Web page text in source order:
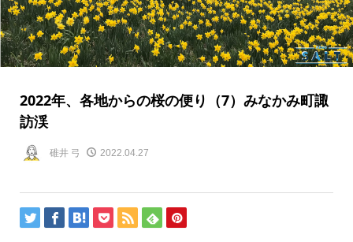
2022年、各地からの桜の便り（7）みなかみ町諏
訪渓
碓井 弓 2022.04.27